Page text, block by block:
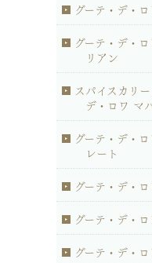
グーテ・デ・
グーテ・デ・
リアン
スパイスカリ
デ・ロワ マ
グーテ・デ・
レート
グーテ・デ・
グーテ・デ・
グーテ・デ・